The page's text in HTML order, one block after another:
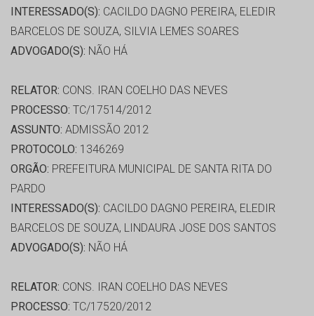
INTERESSADO(S): CACILDO DAGNO PEREIRA, ELEDIR
BARCELOS DE SOUZA, SILVIA LEMES SOARES
ADVOGADO(S): NÃO HÁ
RELATOR: CONS. IRAN COELHO DAS NEVES
PROCESSO: TC/17514/2012
ASSUNTO: ADMISSÃO 2012
PROTOCOLO: 1346269
ORGÃO: PREFEITURA MUNICIPAL DE SANTA RITA DO
PARDO
INTERESSADO(S): CACILDO DAGNO PEREIRA, ELEDIR
BARCELOS DE SOUZA, LINDAURA JOSE DOS SANTOS
ADVOGADO(S): NÃO HÁ
RELATOR: CONS. IRAN COELHO DAS NEVES
PROCESSO: TC/17520/2012